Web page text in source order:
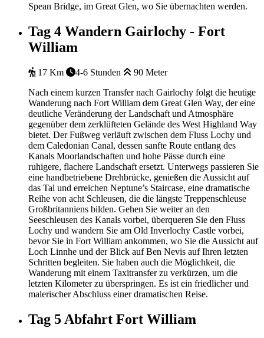
Spean Bridge, im Great Glen, wo Sie übernachten werden.
Tag 4 Wandern Gairlochy - Fort
William
17 Km 4-6 Stunden
90 Meter
Nach einem kurzen Transfer nach Gairlochy folgt die heutige
Wanderung nach Fort William dem Great Glen Way, der eine
deutliche Veränderung der Landschaft und Atmosphäre
gegenüber dem zerklüfteten Gelände des West Highland Way
bietet. Der Fußweg verläuft zwischen dem Fluss Lochy und
dem Caledonian Canal, dessen sanfte Route entlang des
Kanals Moorlandschaften und hohe Pässe durch eine
ruhigere, flachere Landschaft ersetzt. Unterwegs passieren Sie
eine handbetriebene Drehbrücke, genießen die Aussicht auf
das Tal und erreichen Neptune’s Staircase, eine dramatische
Reihe von acht Schleusen, die die längste Treppenschleuse
Großbritanniens bilden. Gehen Sie weiter an den
Seeschleusen des Kanals vorbei, überqueren Sie den Fluss
Lochy und wandern Sie am Old Inverlochy Castle vorbei,
bevor Sie in Fort William ankommen, wo Sie die Aussicht auf
Loch Linnhe und der Blick auf Ben Nevis auf Ihren letzten
Schritten begleiten. Sie haben auch die Möglichkeit, die
Wanderung mit einem Taxitransfer zu verkürzen, um die
letzten Kilometer zu überspringen. Es ist ein friedlicher und
malerischer Abschluss einer dramatischen Reise.
Tag 5 Abfahrt Fort William